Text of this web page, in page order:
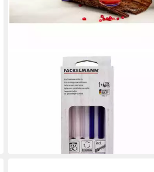
FACKELMANN
Trinkhalme 4er Set Rio Party bunt 21
cm, (Set, 4-tlg), mit Reinigungsbürste
lieferbar - in 2-3 Werktagen bei dir